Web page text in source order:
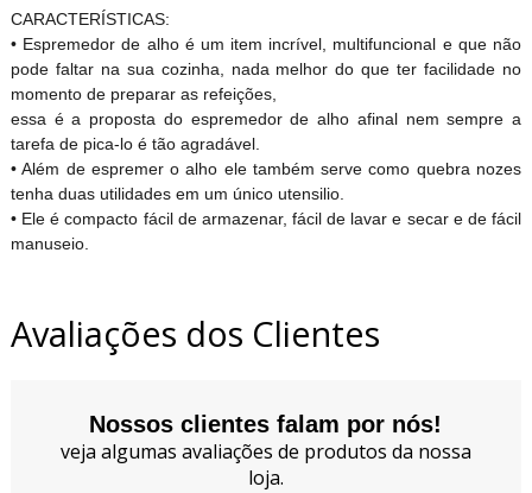
CARACTERÍSTICAS:
• Espremedor de alho é um item incrível, multifuncional e que não
pode faltar na sua cozinha, nada melhor do que ter facilidade no
momento de preparar as refeições,
essa é a proposta do espremedor de alho afinal nem sempre a
tarefa de pica-lo é tão agradável.
• Além de espremer o alho ele também serve como quebra nozes
tenha duas utilidades em um único utensilio.
• Ele é compacto fácil de armazenar, fácil de lavar e secar e de fácil
manuseio.
Avaliações dos Clientes
Nossos clientes falam por nós!
veja algumas avaliações de produtos da nossa
loja.